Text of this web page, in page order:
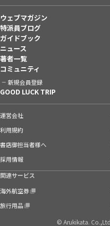
ウェブマガジン
特派員ブログ
ガイドブック
ニュース
著者一覧
コミュニティ
新規会員登録
GOOD LUCK TRIP
運営会社
利用規約
書店御担当者様へ
採用情報
関連サービス
海外航空券
旅行用品
© Arukikata.